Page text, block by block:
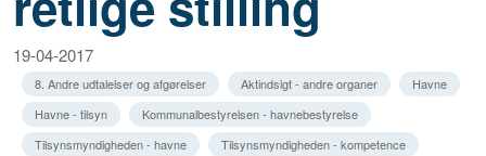
19-04-2017
8. Andre udtalelser og afgørelser Aktindsigt - andre organer
Havne
Havne - tilsyn
Kommunalbestyrelsen - havnebestyrelse
Tilsynsmyndigheden - havne
Tilsynsmyndigheden - kompetence